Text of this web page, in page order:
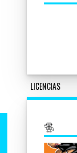
LICENCIAS
Infantil